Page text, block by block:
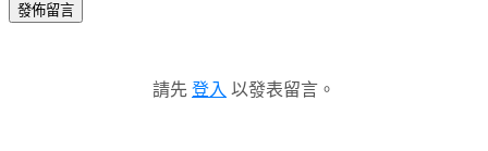
發佈留言
請先 登入 以發表留言。